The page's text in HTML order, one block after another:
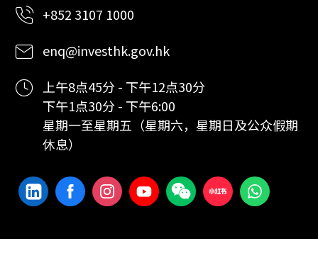
+852 3107 1000
enq@investhk.gov.hk
上午8点45分 - 下午12点30分
下午1点30分 - 下午6:00
星期一至星期五（星期六，星期日及公众假期
休息）